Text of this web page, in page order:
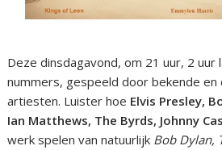
Deze dinsdagavond, om 21 uur, 2
nummers, gespeeld door bekende
artiesten. Luister hoe Elvis Presley,
Ian Matthews, The Byrds, Johnny
werk spelen van natuurlijk Bob Dylan,